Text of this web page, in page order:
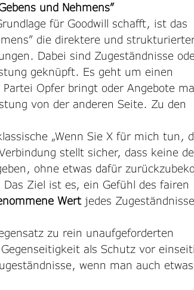
und Nehmens”
für Goodwill schafft, ist das
die direktere und
Dabei sind Zugeständnisse
geknüpft. Es geht um einen
Opfer bringt oder Angebote
von der anderen Seite. Zu den
„Wenn Sie X für mich tun,
stellt sicher, dass keine
ohne etwas dafür
Ziel ist es, ein Gefühl des fairen
Wert jedes
zu rein unaufgeforderten
als Schutz vor
wenn man auch etwas